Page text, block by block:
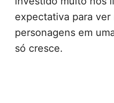
expectativa para
personagens em
só cresce.